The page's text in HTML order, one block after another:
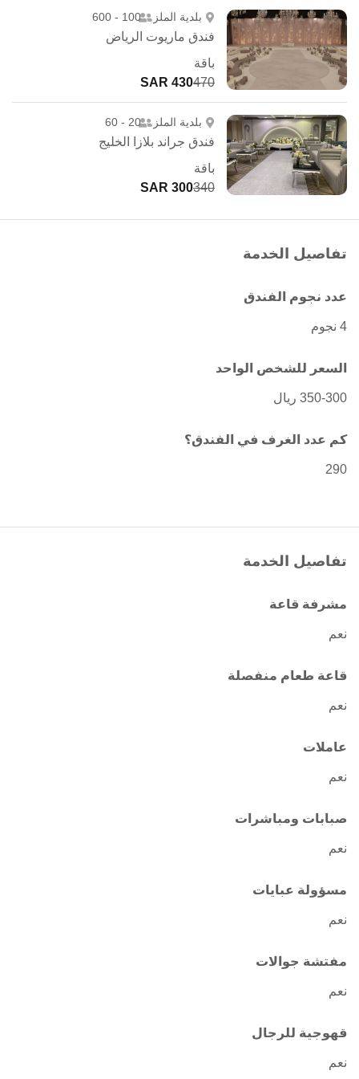
بلدية الملز 100 - 600
فندق ماريوت الرياض
باقة
470
430 SAR
بلدية الملز 20 - 60
فندق جراند بلازا الخليج
باقة
340
300 SAR
تفاصيل الخدمة
عدد نجوم الفندق
4 نجوم
السعر للشخص الواحد
350-300 ريال
كم عدد الغرف في الفندق؟
290
تفاصيل الخدمة
مشرفة قاعة
نعم
قاعة طعام منفصلة
نعم
عاملات
نعم
صبابات ومباشرات
نعم
مسؤولة عبايات
نعم
مفتشة جوالات
نعم
قهوجية للرجال
نعم